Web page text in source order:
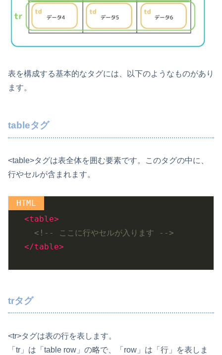
表を構成する基本的なタグには、以下のようなものがあり
ます。
tableタグ
<table>タグは表全体を囲む要素です。このタグの中に、
行やセルが含まれます。
<table>
<!-- ここに行やセルが入ります -->
</table>
trタグ
<tr>タグは表の行を表します。
「tr」は「table row」の略で、「row」は「行」を表しま